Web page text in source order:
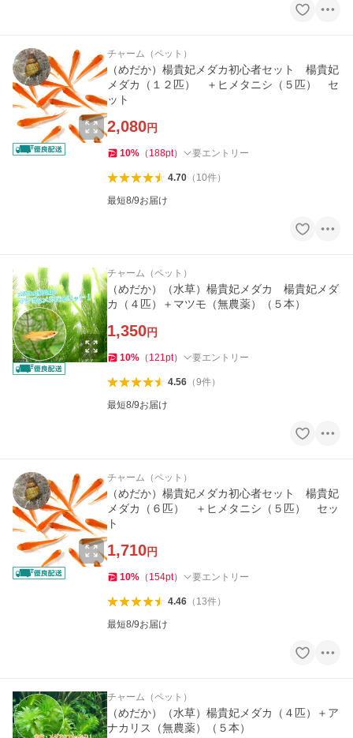
チャーム（ペット）
（めだか）楊貴妃メダカ初心者セット 楊貴妃
メダカ（１２匹） ＋ヒメタニシ（５匹） セ
ット
2,080円
10% （ 188pt） 要エントリー
4.70（ 10件）
最短8/9お届け
チャーム（ペット）
（めだか）（水草）楊貴妃メダカ 楊貴妃メダ
カ（４匹）＋マツモ（無農薬）（５本）
1,350円
10% （ 121pt） 要エントリー
4.56（9件）
最短8/9お届け
チャーム（ペット）
（めだか）楊貴妃メダカ初心者セット 楊貴妃
メダカ（６匹） ＋ヒメタニシ（５匹） セッ
ト
1,710円
10% （ 154pt） 要エントリー
4.46（ 13件）
最短8/9お届け
チャーム（ペット）
（めだか）（水草）楊貴妃メダカ（４匹）＋ア
ナカリス（無農薬）（５本）